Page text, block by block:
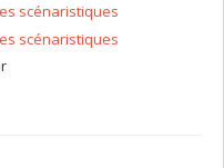
scénaristiques
scénaristiques